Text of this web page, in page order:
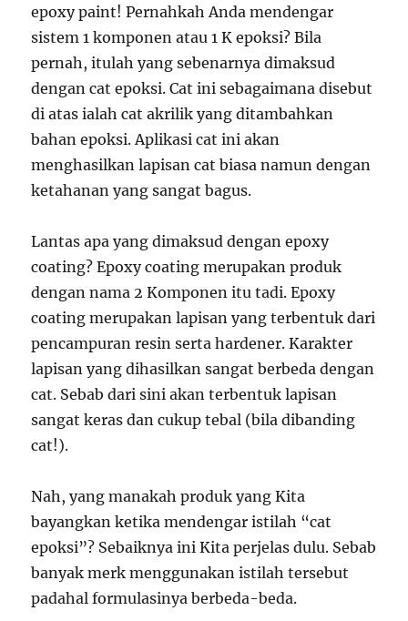
epoxy paint! Pernahkah Anda mendengar
sistem 1 komponen atau 1 K epoksi? Bila
pernah, itulah yang sebenarnya dimaksud
dengan cat epoksi. Cat ini sebagaimana disebut
di atas ialah cat akrilik yang ditambahkan
bahan epoksi. Aplikasi cat ini akan
menghasilkan lapisan cat biasa namun dengan
ketahanan yang sangat bagus.
Lantas apa yang dimaksud dengan epoxy
coating? Epoxy coating merupakan produk
dengan nama 2 Komponen itu tadi. Epoxy
coating merupakan lapisan yang terbentuk dari
pencampuran resin serta hardener. Karakter
lapisan yang dihasilkan sangat berbeda dengan
cat. Sebab dari sini akan terbentuk lapisan
sangat keras dan cukup tebal (bila dibanding
cat!).
Nah, yang manakah produk yang Kita
bayangkan ketika mendengar istilah “cat
epoksi”? Sebaiknya ini Kita perjelas dulu. Sebab
banyak merk menggunakan istilah tersebut
padahal formulasinya berbeda-beda.